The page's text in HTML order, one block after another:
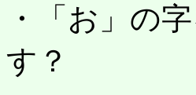
・「お」の
す？